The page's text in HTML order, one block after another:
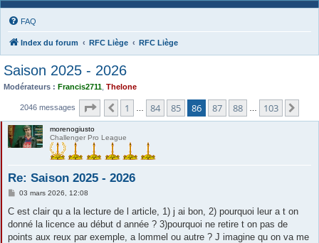
FAQ
Index du forum RFC Liège RFC Liège
Saison 2025 - 2026
Modérateurs : Francis2711 Thelone
2046 messages Page 86 103
Précédente
1 84 85 86 87 88 103
morenogiusto
Challenger Pro League
Re: Saison 2025 - 2026
M
s
a
g
03 mars 2026, 12:08
C est clair qu a la lecture de l article, 1) j ai bon, 2) pourquoi leur a t on
donné la licence au début d année ? 3)pourquoi ne retire t on pas de
points aux reux par exemple, a lommel ou autre ? J imagine qu on va me